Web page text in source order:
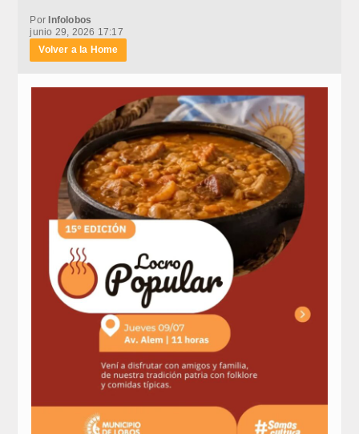
PorInfolobos
junio 29, 2026 17:17
Volver a la Home